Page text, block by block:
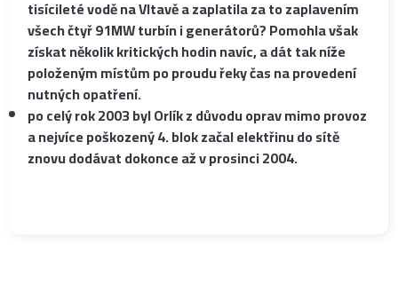
tisícileté vodě na Vltavě a zaplatila za to zaplavením
všech čtyř 91MW turbín i generátorů? Pomohla však
získat několik kritických hodin navíc, a dát tak níže
položeným místům po proudu řeky čas na provedení
nutných opatření.
po celý rok 2003 byl Orlík z důvodu oprav mimo provoz
a nejvíce poškozený 4. blok začal elektřinu do sítě
znovu dodávat dokonce až v prosinci 2004.